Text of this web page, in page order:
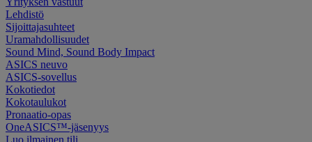
Lehdistö
Sijoittajasuhteet
Uramahdollisuudet
Sound Mind, Sound Body Impact
ASICS neuvo
ASICS-sovellus
Kokotiedot
Kokotaulukot
Pronaatio-opas
OneASICS™-jäsenyys